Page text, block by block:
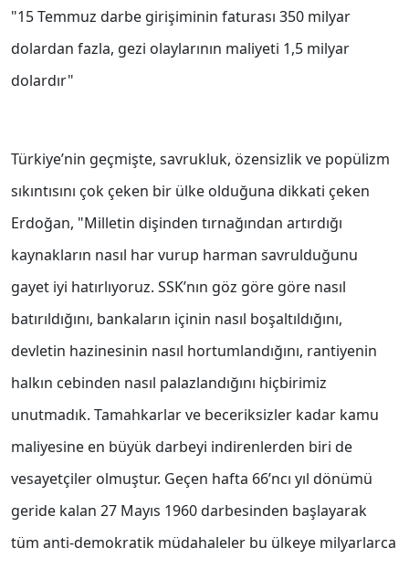
"15 Temmuz darbe girişiminin faturası 350 milyar
dolardan fazla, gezi olaylarının maliyeti 1,5 milyar
dolardır"
Türkiye’nin geçmişte, savrukluk, özensizlik ve popülizm
sıkıntısını çok çeken bir ülke olduğuna dikkati çeken
Erdoğan, "Milletin dişinden tırnağından artırdığı
kaynakların nasıl har vurup harman savrulduğunu
gayet iyi hatırlıyoruz. SSK’nın göz göre göre nasıl
batırıldığını, bankaların içinin nasıl boşaltıldığını,
devletin hazinesinin nasıl hortumlandığını, rantiyenin
halkın cebinden nasıl palazlandığını hiçbirimiz
unutmadık. Tamahkarlar ve beceriksizler kadar kamu
maliyesine en büyük darbeyi indirenlerden biri de
vesayetçiler olmuştur. Geçen hafta 66’ncı yıl dönümü
geride kalan 27 Mayıs 1960 darbesinden başlayarak
tüm anti-demokratik müdahaleler bu ülkeye milyarlarca